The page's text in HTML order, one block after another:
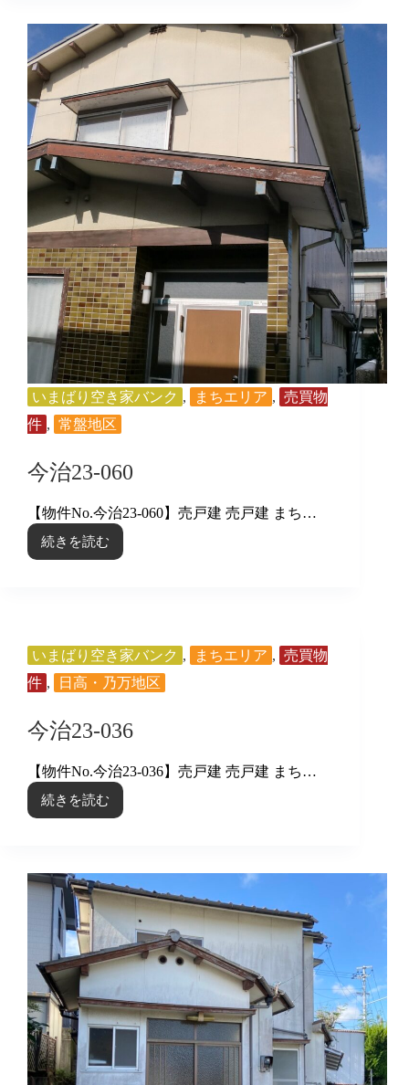
いまばり空き家バンク , まちエリア , 売買物
件 , 常盤地区
今治23-060
【物件No.今治23-060】売戸建 売戸建 まち…
続きを読む
今
いまばり空き家バンク , まちエリア , 売買物
件 , 日高・乃万地区
今治23-036
【物件No.今治23-036】売戸建 売戸建 まち…
続きを読む
今